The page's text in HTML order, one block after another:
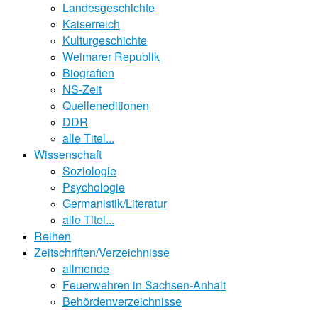
Landesgeschichte
Kaiserreich
Kulturgeschichte
Weimarer Republik
Biografien
NS-Zeit
Quelleneditionen
DDR
alle Titel...
Wissenschaft
Soziologie
Psychologie
Germanistik/Literatur
alle Titel...
Reihen
Zeitschriften/Verzeichnisse
allmende
Feuerwehren in Sachsen-Anhalt
Behördenverzeichnisse